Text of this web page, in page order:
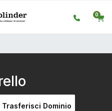
0
Trasferisci Dominio